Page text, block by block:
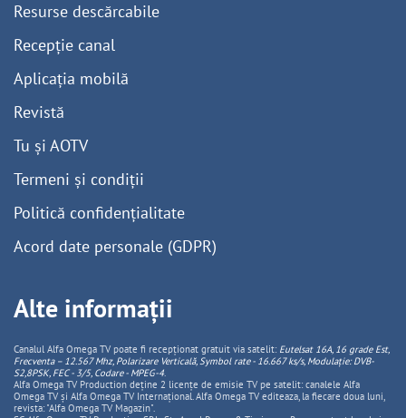
Resurse descărcabile
Recepție canal
Aplicația mobilă
Revistă
Tu și AOTV
Termeni și condiții
Politică confidențialitate
Acord date personale (GDPR)
Alte informații
Canalul Alfa Omega TV poate fi recepționat gratuit via satelit: Eutelsat 16A, 16 grade Est,
Frecventa – 12.567 Mhz, PolarizareVerticală, Symbol rate - 16.667 ks/s, Modulație: DVB-
S2,8PSK, FEC - 3/5, Codare - MPEG-4.
Alfa Omega TV Production deține 2 licențe de emisie TV pe satelit: canalele Alfa
Omega TV și Alfa Omega TV Internațional. Alfa Omega TV editeaza, la fiecare doua luni,
revista: "Alfa Omega TV Magazin".